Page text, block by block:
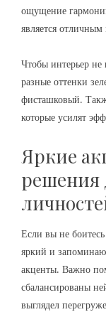
ощущение
является
Чтобы интерьер
разные оттенки
фисташковый.
которые усилят
Яркие
решения
Если вы не боитесь
яркий и
акценты. Важно
сбалансированы
выглядел